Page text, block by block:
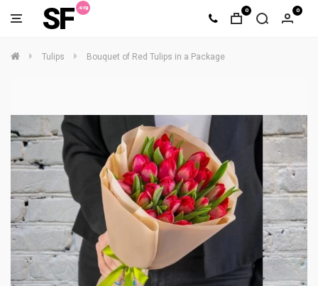
SF 0 0
Tulips Bouquet of Red Tulips in a Package